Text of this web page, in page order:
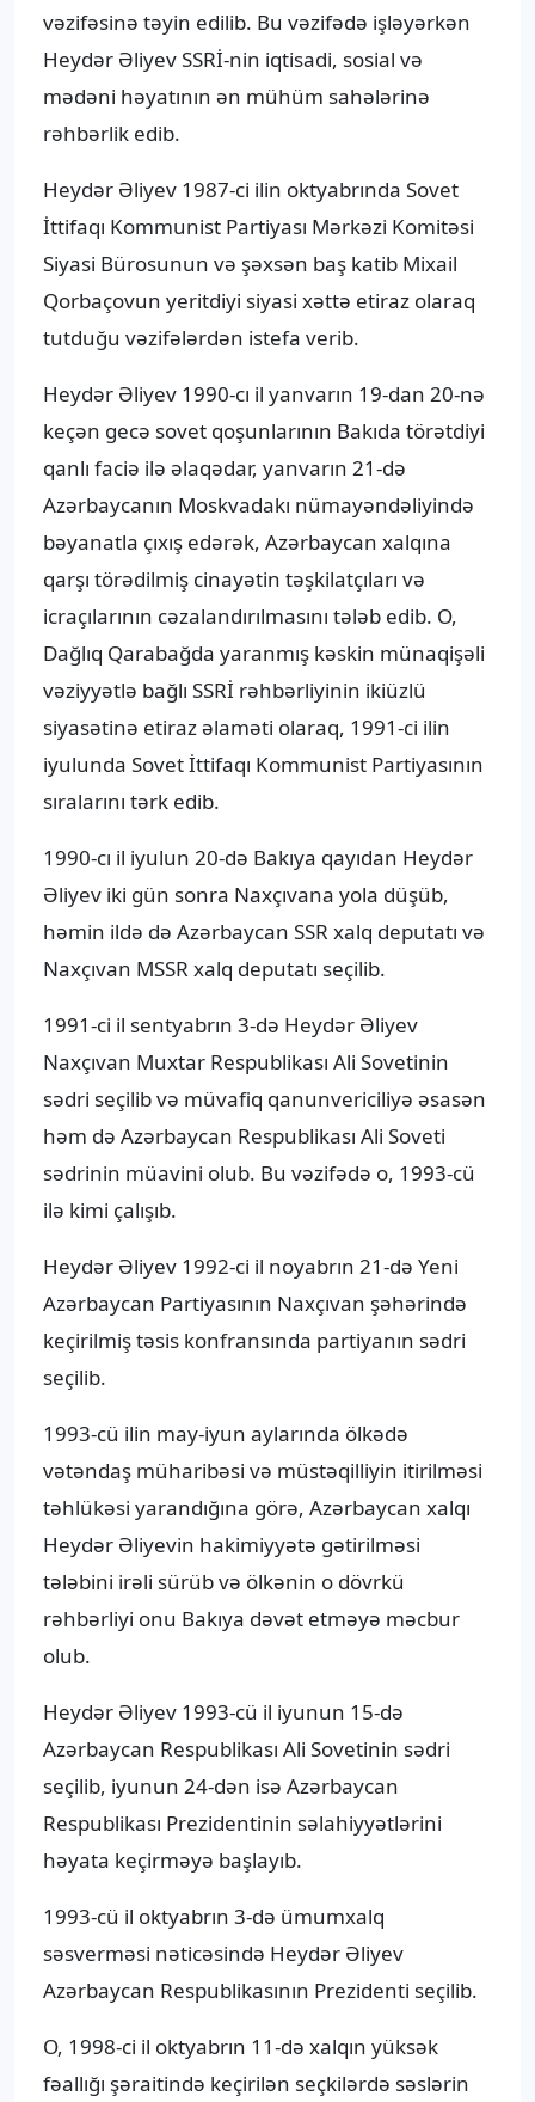
vəzifəsinə təyin edilib. Bu vəzifədə işləyərkən
Heydər Əliyev SSRİ-nin iqtisadi, sosial və
mədəni həyatının ən mühüm sahələrinə
rəhbərlik edib.
Heydər Əliyev 1987-ci ilin oktyabrında Sovet
İttifaqı Kommunist Partiyası Mərkəzi Komitəsi
Siyasi Bürosunun və şəxsən baş katib Mixail
Qorbaçovun yeritdiyi siyasi xəttə etiraz olaraq
tutduğu vəzifələrdən istefa verib.
Heydər Əliyev 1990-cı il yanvarın 19-dan 20-nə
keçən gecə sovet qoşunlarının Bakıda törətdiyi
qanlı faciə ilə əlaqədar, yanvarın 21-də
Azərbaycanın Moskvadakı nümayəndəliyində
bəyanatla çıxış edərək, Azərbaycan xalqına
qarşı törədilmiş cinayətin təşkilatçıları və
icraçılarının cəzalandırılmasını tələb edib. O,
Dağlıq Qarabağda yaranmış kəskin münaqişəli
vəziyyətlə bağlı SSRİ rəhbərliyinin ikiüzlü
siyasətinə etiraz əlaməti olaraq, 1991-ci ilin
iyulunda Sovet İttifaqı Kommunist Partiyasının
sıralarını tərk edib.
1990-cı il iyulun 20-də Bakıya qayıdan Heydər
Əliyev iki gün sonra Naxçıvana yola düşüb,
həmin ildə də Azərbaycan SSR xalq deputatı və
Naxçıvan MSSR xalq deputatı seçilib.
1991-ci il sentyabrın 3-də Heydər Əliyev
Naxçıvan Muxtar Respublikası Ali Sovetinin
sədri seçilib və müvafiq qanunvericiliyə əsasən
həm də Azərbaycan Respublikası Ali Soveti
sədrinin müavini olub. Bu vəzifədə o, 1993-cü
ilə kimi çalışıb.
Heydər Əliyev 1992-ci il noyabrın 21-də Yeni
Azərbaycan Partiyasının Naxçıvan şəhərində
keçirilmiş təsis konfransında partiyanın sədri
seçilib.
1993-cü ilin may-iyun aylarında ölkədə
vətəndaş müharibəsi və müstəqilliyin itirilməsi
təhlükəsi yarandığına görə, Azərbaycan xalqı
Heydər Əliyevin hakimiyyətə gətirilməsi
tələbini irəli sürüb və ölkənin o dövrkü
rəhbərliyi onu Bakıya dəvət etməyə məcbur
olub.
Heydər Əliyev 1993-cü il iyunun 15-də
Azərbaycan Respublikası Ali Sovetinin sədri
seçilib, iyunun 24-dən isə Azərbaycan
Respublikası Prezidentinin səlahiyyətlərini
həyata keçirməyə başlayıb.
1993-cü il oktyabrın 3-də ümumxalq
səsverməsi nəticəsində Heydər Əliyev
Azərbaycan Respublikasının Prezidenti seçilib.
O, 1998-ci il oktyabrın 11-də xalqın yüksək
fəallığı şəraitində keçirilən seçkilərdə səslərin